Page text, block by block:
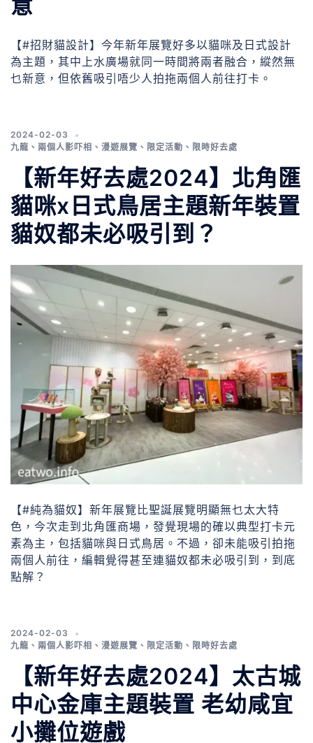
【#招財貓設計】今年新年展覽好多以貓咪及日式設計
為主題，其中上水廣場就同一時間將兩者融合，縱然無
乜新意，但依舊吸引唔少人拍拖兩個人前往打卡。
2024-02-03
九龍 、 兩個人影吓相 、 漫遊展覽 、 限定活動 、 限時好去處
【新年好去處2024】北角匯
貓咪x日式鳥居主題新年裝置
貓奴都未必吸引到？
【#純為貓奴】新年展覽比聖誕展覽明顯無乜太大特
色，今次走到北角匯商場，發覺現場的確以典型打卡元
素為主，包括貓咪與日式鳥居。不過，卻未能吸引拍拖
兩個人前往，編輯覺得甚至連貓奴都未必吸引到，到底
點解？
2024-02-03
九龍 、 兩個人影吓相 、 漫遊展覽 、 限定活動 、 限時好去處
【新年好去處2024】太古城
中心金庫主題裝置 老幼咸宜
小攤位遊戲